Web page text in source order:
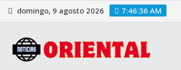
Saltar
al
domingo, 9 agosto 2026 7:46:37 AM